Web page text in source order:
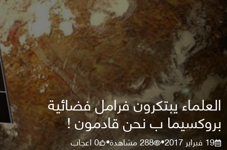
العلماء يبتكرون فرامل فضائية
بروكسيما ب نحن قادمون !
19 فبراير 2017 •
288مشاهدة•
0اعجاب